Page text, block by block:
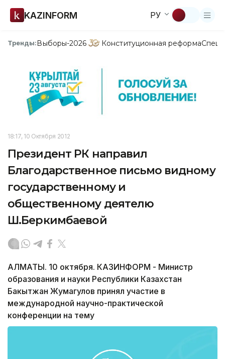
KAZINFORM РУ
Тренды:Выборы-2026 Конституционная реформа
18:17, 10 Октября 2012
Президент РК направил
Благодарственное письмо видному
государственному и
общественному деятелю
Ш.Беркимбаевой
АЛМАТЫ. 10 октября. КАЗИНФОРМ - Министр
образования и науки Республики Казахстан
Бакытжан Жумагулов принял участие в
международной научно-практической
конференции на тему